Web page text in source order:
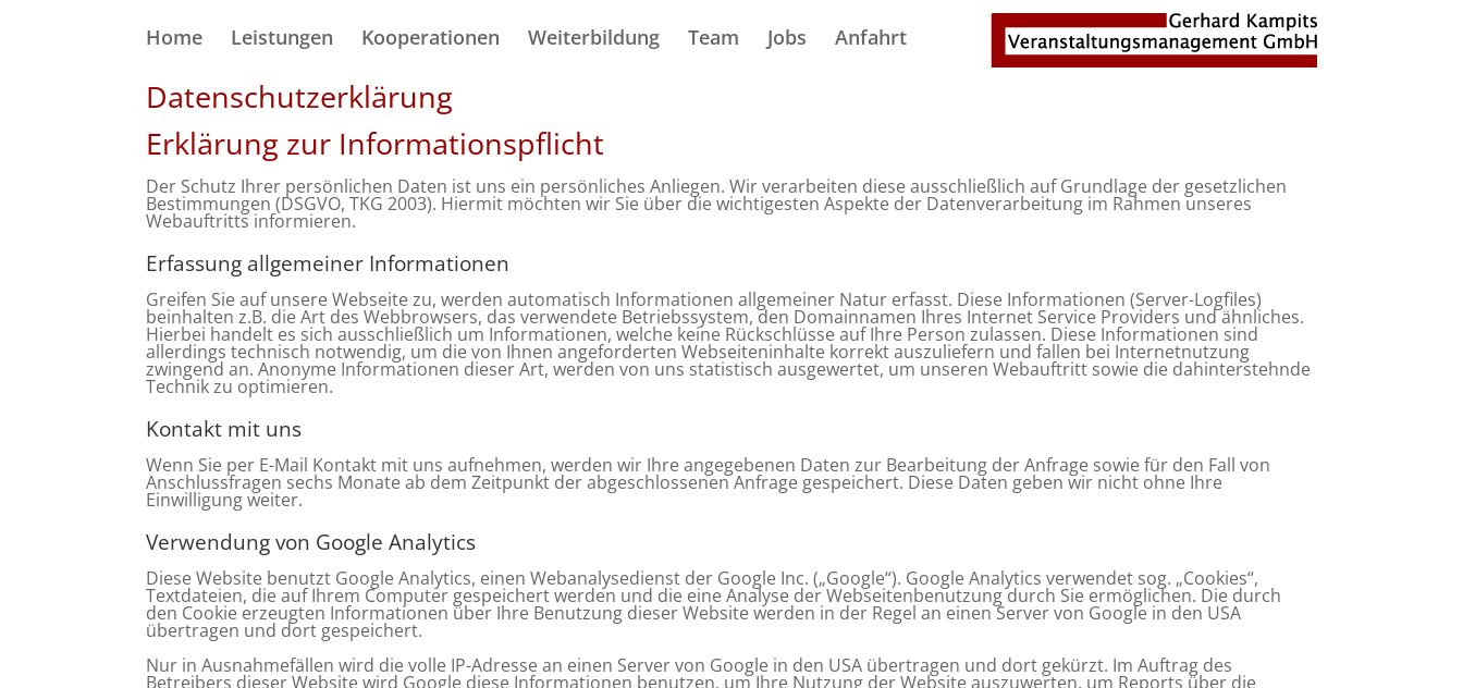
Home Leistungen Kooperationen Weiterbildung Team Jobs Anfahrt
Datenschutzerklärung
Erklärung zur Informationspflicht
Der Schutz Ihrer persönlichen Daten ist uns ein persönliches Anliegen. Wir verarbeiten diese ausschließlich auf Grundlage der gesetzlichen
Bestimmungen (DSGVO, TKG 2003). Hiermit möchten wir Sie über die wichtigesten Aspekte der Datenverarbeitung im Rahmen unseres
Webauftritts informieren.
Erfassung allgemeiner Informationen
Greifen Sie auf unsere Webseite zu, werden automatisch Informationen allgemeiner Natur erfasst. Diese Informationen (Server-Logfiles)
beinhalten z.B. die Art des Webbrowsers, das verwendete Betriebssystem, den Domainnamen Ihres Internet Service Providers und ähnliches.
Hierbei handelt es sich ausschließlich um Informationen, welche keine Rückschlüsse auf Ihre Person zulassen. Diese Informationen sind
allerdings technisch notwendig, um die von Ihnen angeforderten Webseiteninhalte korrekt auszuliefern und fallen bei Internetnutzung
zwingend an. Anonyme Informationen dieser Art, werden von uns statistisch ausgewertet, um unseren Webauftritt sowie die dahinterstehnde
Technik zu optimieren.
Kontakt mit uns
Wenn Sie per E-Mail Kontakt mit uns aufnehmen, werden wir Ihre angegebenen Daten zur Bearbeitung der Anfrage sowie für den Fall von
Anschlussfragen sechs Monate ab dem Zeitpunkt der abgeschlossenen Anfrage gespeichert. Diese Daten geben wir nicht ohne Ihre
Einwilligung weiter.
Verwendung von Google Analytics
Diese Website benutzt Google Analytics, einen Webanalysedienst der Google Inc. („Google“). Google Analytics verwendet sog. „Cookies“,
Textdateien, die auf Ihrem Computer gespeichert werden und die eine Analyse der Webseitenbenutzung durch Sie ermöglichen. Die durch
den Cookie erzeugten Informationen über Ihre Benutzung dieser Website werden in der Regel an einen Server von Google in den USA
übertragen und dort gespeichert.
Nur in Ausnahmefällen wird die volle IP-Adresse an einen Server von Google in den USA übertragen und dort gekürzt. Im Auftrag des
Betreibers dieser Website wird Google diese Informationen benutzen, um Ihre Nutzung der Website auszuwerten, um Reports über die